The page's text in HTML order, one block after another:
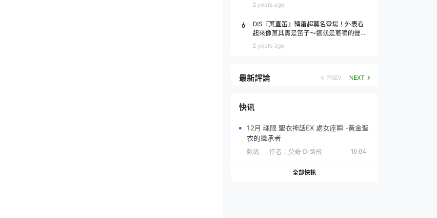
2 years ago
6
DIS『蔥直笛』轉蛋超莫名登場！外表看
起來像蔥其實是笛子～這就是蔥鳴的聲音
2 years ago
最新評論 PREV NEXT
快讯
12月 魂限 聖衣神話EX 處女座瞬 -黃金聖
衣的繼承者
數碼 作者： 莫奇·D·路飛 10:04
全部快訊